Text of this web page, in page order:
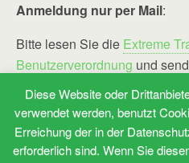
Anmeldung nur per Mail:
Bitte lesen Sie die Extreme
Benutzerverordnung und
ausgefüllten Kurs-Vertrag
an
„info @ pferdetherapeut –
(Leerzeichen bitte entfernen)
Diese Website oder
verwendet werden, benutzt
Erreichung der in der
erforderlich sind. Wenn Sie